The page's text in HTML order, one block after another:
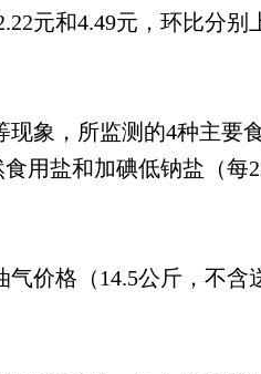
元和4.49元，环比分别
象，所监测的4种主要
用盐和加碘低钠盐（每
格（14.5公斤，不含